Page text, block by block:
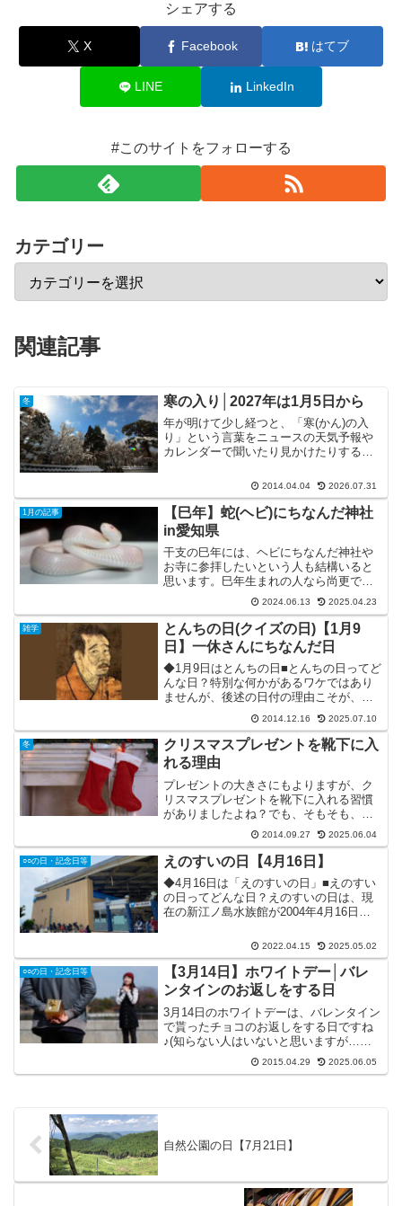
シェアする
X Facebook はてブ
LINE LinkedIn
#このサイトをフォローする
カテゴリー
関連記事
冬 寒の入り│2027年は1月5日から
年が明けて少し経つと、「寒(かん)の入
り」という言葉をニュースの天気予報や
カレンダーで聞いたり見かけたりするよ
は、1月5日から始まり、2月3日まで続き
ます。」こんな感じで見聞きしつつも、
スルーして忘れて...
2014.04.04 2026.07.31
1月の記事
【巳年】蛇(ヘビ)にちなんだ神社
in愛知県
干支の巳年には、ヘビにちなんだ神社や
お寺に参拝したいという人も結構いると
思います。巳年生まれの人なら尚更です
ね。＾＾そこで今回は、愛知県限定です
が、蛇にちなんだ神社をチェックしてみ
ました。不完全ではありますが、皆様の
参考になれば幸いです。◆...
2024.06.13 2025.04.23
雑学
とんちの日(クイズの日)【1月9
日】一休さんにちなんだ日
◆1月9日はとんちの日■とんちの日ってど
んな日？特別な何かがあるワケではあり
ませんが、後述の日付の理由こそが、と
んちの日そのものを表していると言えま
す。要するに、とんちが得意な一休さん
にちなんだ日です。(笑)とんちとは、漢字
で頓智(頓知)と...
2014.12.16 2025.07.10
冬
クリスマスプレゼントを靴下に入
れる理由
プレゼントの大きさにもよりますが、ク
リスマスプレゼントを靴下に入れる習慣
がありましたよね？でも、そもそも、な
ぜクリスマスプレゼントを靴下に入れた
のか？気になりませんか？その理由は、
ズバリ、干してあった靴下に金貨が入っ
たエピソードがあったから...
2014.09.27 2025.06.04
○○の日・記念日等 えのすいの日【4月16日】
◆4月16日は「えのすいの日」■えのすい
の日ってどんな日？えのすいの日は、現
在の新江ノ島水族館が2004年4月16日に
だ記念日です。えのすいの基本テーマは
「つながる...
2022.04.15 2025.05.02
○○の日・記念日等
【3月14日】ホワイトデー│バレ
ンタインのお返しをする日
3月14日のホワイトデーは、バレンタイン
で貰ったチョコのお返しをする日ですね
♪(知らない人はいないと思いますが…。)
あまりにも有名な日なので、ほとんどの
人は、「お返し」について考えるのが主
2015.04.29 2025.06.05
自然公園の日【7月21日】